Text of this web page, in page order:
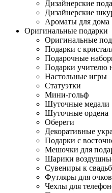
Дизайнерские
Дизайнерские
Ароматы для дома
Оригинальные подарки
Оригинальные
Подарки с
Подарочные
Подарки учителю
Настольные игры
Статуэтки
Мини-гольф
Шуточные медали
Шуточные ордена
Обереги
Декоративные
Подарки с
Мешочки для
Шарики
Сувениры к
Футляры для очков
Чехлы для